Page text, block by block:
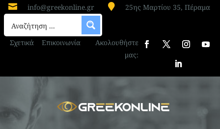
 info@greekonline.gr  25ης Μαρτίου 35, Πέραμα
Σχετικά Επικοινωνία
Ακολουθήστε
μας: